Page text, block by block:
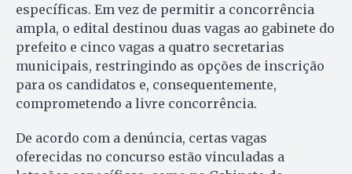
específicas. Em vez de permitir a concorrência
ampla, o edital destinou duas vagas ao gabinete do
prefeito e cinco vagas a quatro secretarias
municipais, restringindo as opções de inscrição
para os candidatos e, consequentemente,
comprometendo a livre concorrência.
De acordo com a denúncia, certas vagas
oferecidas no concurso estão vinculadas a